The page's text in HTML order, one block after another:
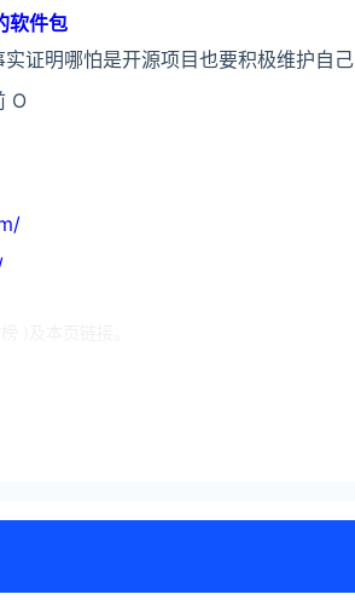
软件包
证明哪怕是开源项目也要积极维护自己
O